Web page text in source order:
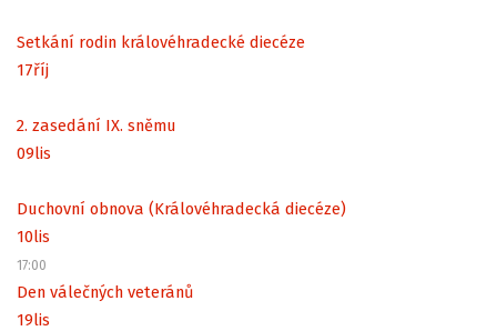
Setkání rodin královéhradecké diecéze
17říj
2. zasedání IX. sněmu
09lis
Duchovní obnova (Královéhradecká diecéze)
10lis
17:00
Den válečných veteránů
19lis